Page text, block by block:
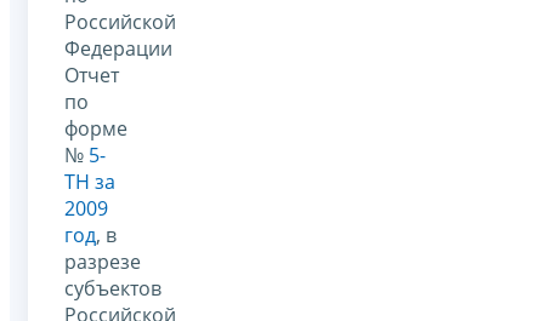
Российской
Федерации
Отчет
по
форме
№ 5-
ТН за
2009
год, в
разрезе
субъектов
Российской